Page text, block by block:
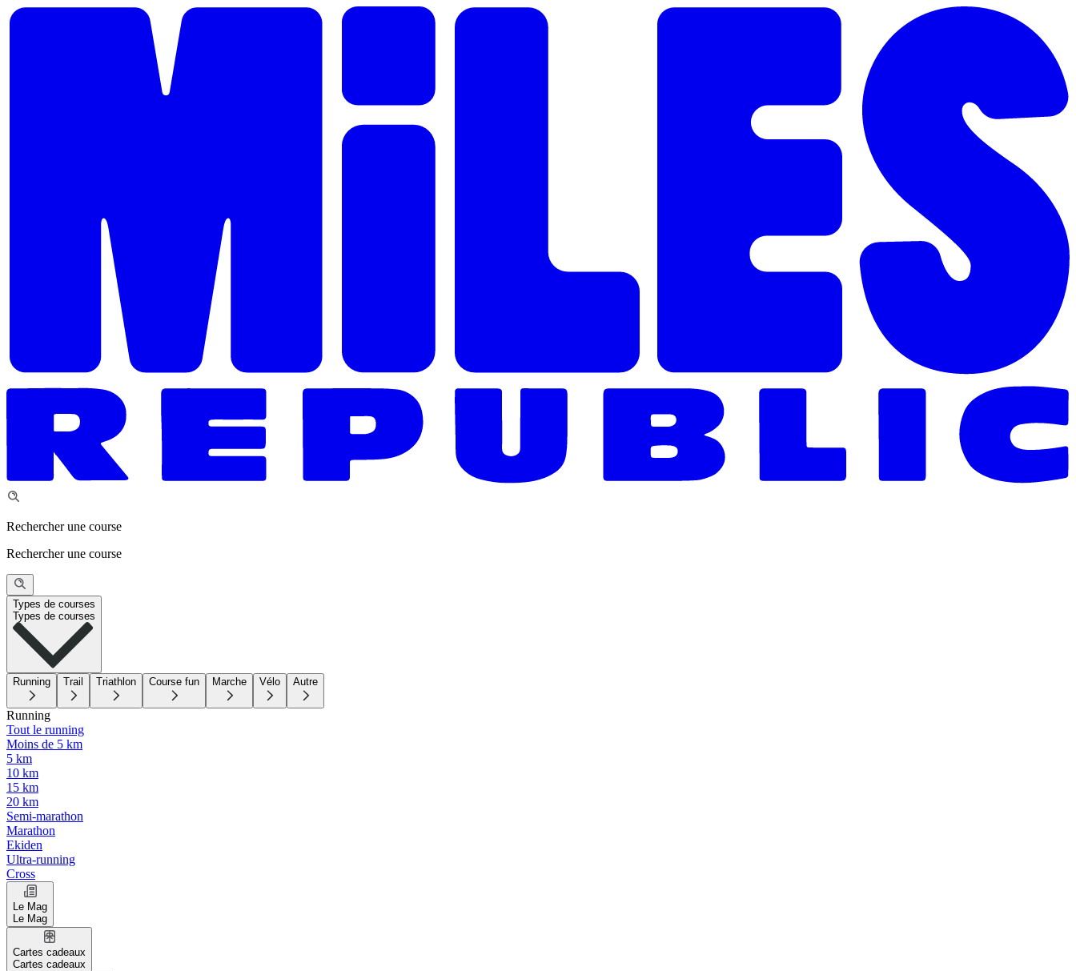
Rechercher une course
Rechercher une course
Types de courses
Types de courses
Running Trail Triathlon Course fun Marche Vélo Autre
Running
Tout le running
Moins de 5 km
5 km
10 km
15 km
20 km
Semi-marathon
Marathon
Ekiden
Ultra-running
Cross
Le Mag
Le Mag
Cartes cadeaux
Cartes cadeaux